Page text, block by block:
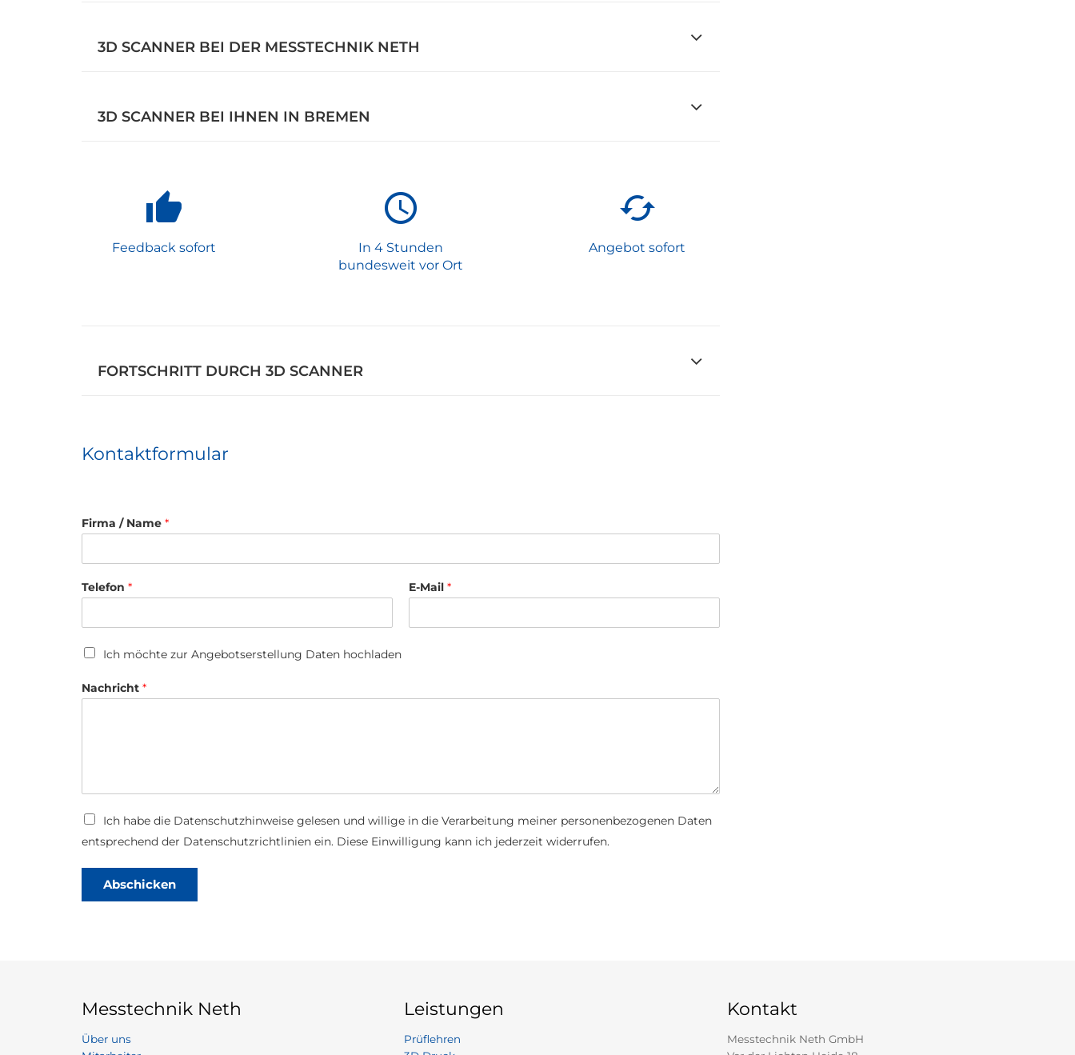
3D SCANNER BEI DER MESSTECHNIK NETH
3D SCANNER BEI IHNEN IN BREMEN
Feedback sofort
In 4 Stunden
bundesweit vor Ort
Angebot sofort
FORTSCHRITT DURCH 3D SCANNER
Kontaktformular
Firma / Name *
Telefon * E-Mail *
U
o
Ich möchte zur Angebotserstellung Daten hochladen
a
u
z
U
l
Nachricht *
D
t
c
Ich habe die Datenschutzhinweise gelesen und willige in die Verarbeitung meiner personenbezogenen Daten
entsprechend der Datenschutzrichtlinien ein. Diese Einwilligung kann ich jederzeit widerrufen.
Abschicken
Messtechnik Neth
Über uns
Leistungen
Prüflehren
Kontakt
Messtechnik Neth GmbH